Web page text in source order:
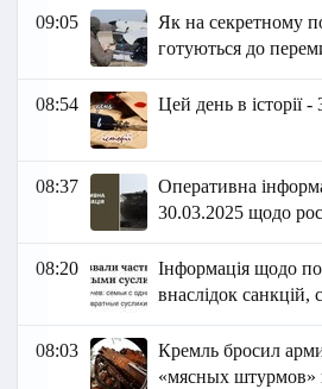
09:05
Як на секретному
готуються до
08:54 Цей день в історії -
08:37
Оперативна
30.03.2025 щодо
08:20
Інформація щодо
внаслідок санкцій,
08:03
Кремль бросил
«мясных штурмов»